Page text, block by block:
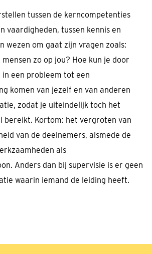
tussen de kerncompetenties
vaardigheden, tussen kennis en
wezen om gaat zijn vragen zoals:
zo op jou? Hoe kun je door
een probleem tot een
komen van jezelf en van anderen
zodat je uiteindelijk toch het
bereikt. Kortom: het vergroten van
van de deelnemers, alsmede de
als
Anders dan bij supervisie is er geen
waarin iemand de leiding heeft.